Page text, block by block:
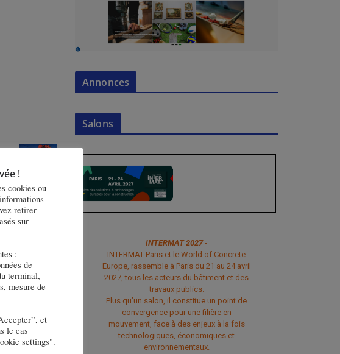
Annonces
Salons
INTERMAT 2027-
INTERMAT Paris et le World of Concrete
Europe, rassemble à Paris du 21 au 24 avril
2027, tous les acteurs du bâtiment et des
travaux publics.
Plus qu’un salon, il constitue un point de
convergence pour une filière en
mouvement, face à des enjeux à la fois
technologiques, économiques et
environnementaux.
!
cookies ou
retirer
sur
:
de
terminal,
mesure de
et
le cas
settings".